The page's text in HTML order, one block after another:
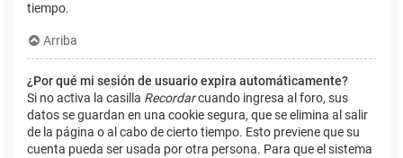
tiempo.
Arriba
¿Por qué mi sesión de usuario expira automáticamente?
Si no activa la casilla Recordarcuando ingresa al foro, sus
datos se guardan en una cookie segura, que se elimina al salir
de la página o al cabo de cierto tiempo. Esto previene que su
cuenta pueda ser usada por otra persona. Para que el sistema